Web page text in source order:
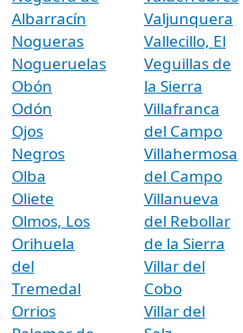
Albarracín
Nogueras
Nogueruelas
Obón
Odón
Ojos
Negros
Olba
Oliete
Olmos, Los
Orihuela
del
Tremedal
Orrios
Valjunquera
Vallecillo, El
Veguillas de
la Sierra
Villafranca
del Campo
Villahermosa
del Campo
Villanueva
del Rebollar
de la Sierra
Villar del
Cobo
Villar del